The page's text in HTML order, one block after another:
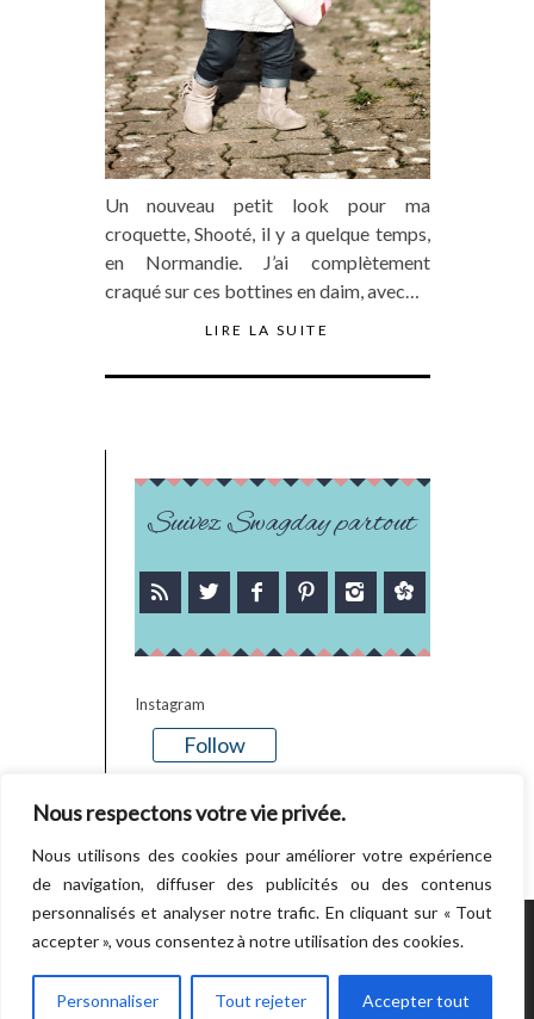
Nous respectons votre vie privée.
Nous utilisons des cookies pour améliorer votre expérience
de navigation, diffuser des publicités ou des contenus
personnalisés et analyser notre trafic. En cliquant sur « Tout
accepter », vous consentez à notre utilisation des cookies.
Personnaliser Tout rejeter Accepter tout
Un nouveau petit look pour ma
croquette, Shooté, il y a quelque temps,
en Normandie. J’ai complètement
craqué sur ces bottines en daim, avec…
LIRE LA SUITE
Suivez Swagday partout
Instagram
Follow
POWERED BY WORDPRESS.CREATED BY
THEMESINDEP
RETOUR EN HAUT